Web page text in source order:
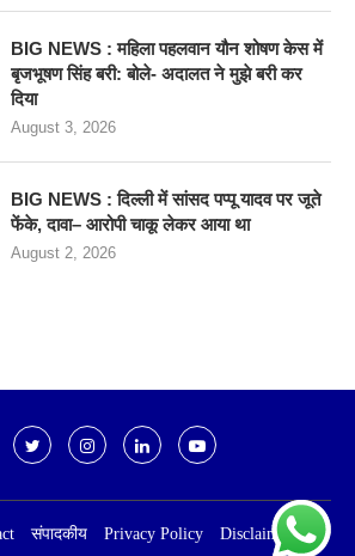
BIG NEWS : महिला पहलवान यौन शोषण केस में
बृजभूषण सिंह बरी: बोले- अदालत ने मुझे बरी कर
दिया
August 3, 2026
BIG NEWS : दिल्ली में सांसद पप्पू यादव पर जूते
फेंके, दावा– आरोपी चाकू लेकर आया था
August 2, 2026
संपादकीय Privacy Policy Disclaimer